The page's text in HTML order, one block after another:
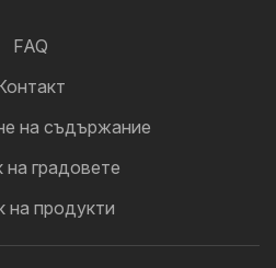
FAQ
на съдържание
на градовете
на продукти